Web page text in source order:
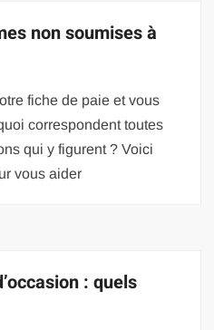
non soumises à
fiche de paie et vous
correspondent toutes
qui y figurent ? Voici
vous aider
: quels